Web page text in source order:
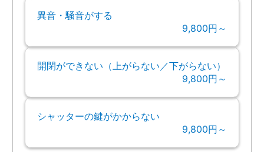
異音・騒音がする
9,800円～
開閉ができない（上がらない／下がらない）
9,800円～
シャッターの鍵がかからない
9,800円～